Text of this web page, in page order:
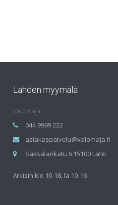
Lahden myymälä
Valomaja
044 9999 222
asiakaspalvelu@valomaja.fi
Saksalankatu 6 15100 Lahti
Arkisin klo 10-18, la 10-16